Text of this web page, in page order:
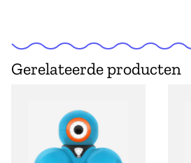
Gerelateerde producten